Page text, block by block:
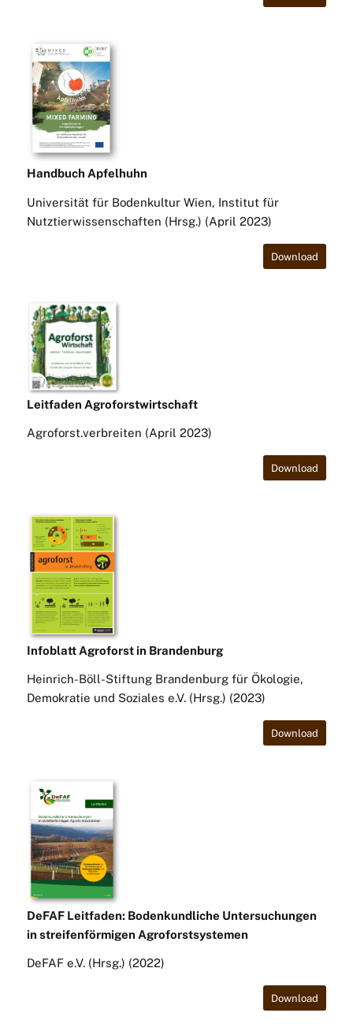
Handbuch Apfelhuhn
Universität für Bodenkultur Wien, Institut für
Nutztierwissenschaften (Hrsg.) (April 2023)
Download
Leitfaden Agroforstwirtschaft
Agroforst.verbreiten (April 2023)
Download
Infoblatt Agroforst in Brandenburg
Heinrich-Böll-Stiftung Brandenburg für Ökologie,
Demokratie und Soziales e.V. (Hrsg.) (2023)
Download
DeFAF Leitfaden: Bodenkundliche Untersuchungen
in streifenförmigen Agroforstsystemen
DeFAF e.V. (Hrsg.) (2022)
Download